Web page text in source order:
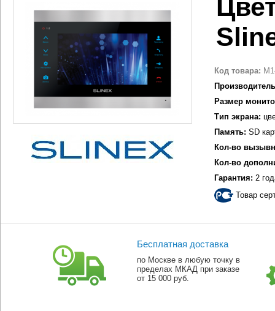
Код товара:
Размер
Тип экрана:
Память: SD
Кол-во
Кол-во
Гарантия: 2
Товар
Бесплатная доставка
по Москве в любую точку в
пределах МКАД при заказе
от 15 000 руб.